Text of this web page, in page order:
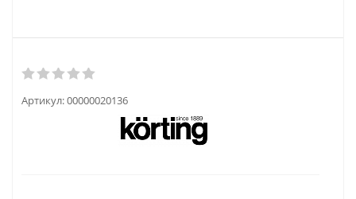
Артикул:00000020136